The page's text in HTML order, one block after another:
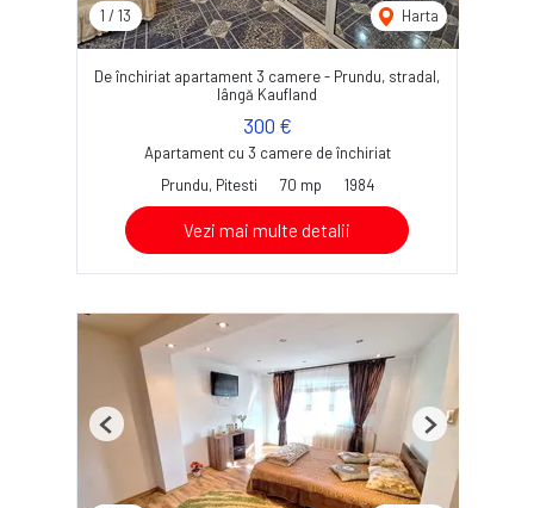
1 / 13 Harta
De închiriat apartament 3 camere - Prundu, stradal,
lângă Kaufland
300 €
Apartament cu 3 camere de închiriat
Prundu, Pitesti
70 mp 1984
Vezi mai multe detalii
Previous Next